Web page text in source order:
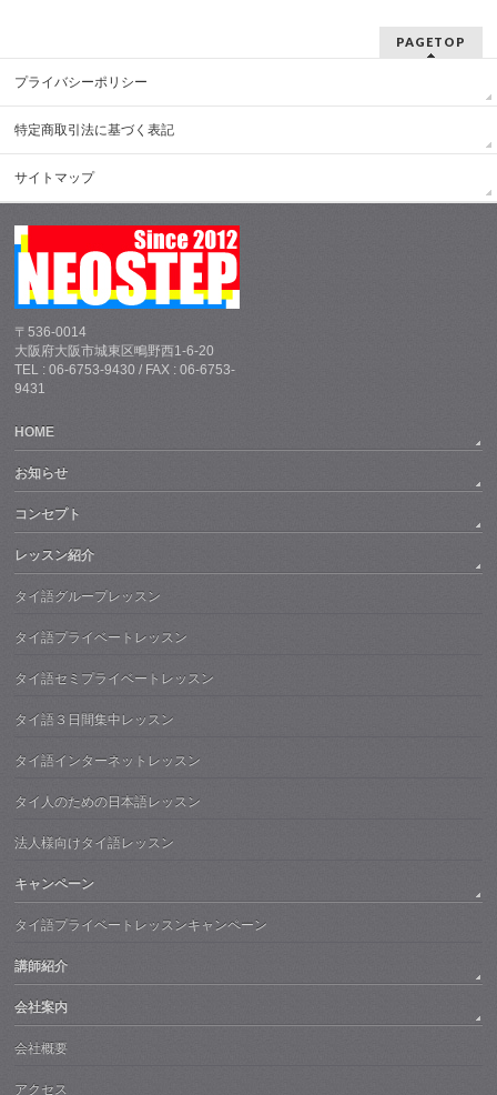
PAGETOP
プライバシーポリシー
特定商取引法に基づく表記
サイトマップ
〒536-0014
大阪府大阪市城東区鴫野西1-6-20
TEL : 06-6753-9430 / FAX : 06-6753-
9431
HOME
お知らせ
コンセプト
レッスン紹介
タイ語グループレッスン
タイ語プライベートレッスン
タイ語セミプライベートレッスン
タイ語３日間集中レッスン
タイ語インターネットレッスン
タイ人のための日本語レッスン
法人様向けタイ語レッスン
キャンペーン
タイ語プライベートレッスンキャンペーン
講師紹介
会社案内
会社概要
アクセス